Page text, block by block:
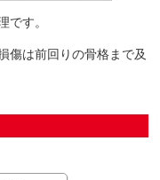
です。
傷は前回りの骨格まで及